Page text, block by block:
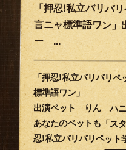
「押忍!私立バリバ
言ニャ標準語ワン
ー ...
「押忍!私立バリバリペ
標準語ワン」
出演ペット りん ハ
あなたのペットも「ス
忍!私立バリバリペット